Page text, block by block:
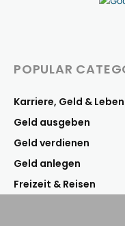
POPULAR
Karriere, Geld & Leben
Geld ausgeben
Geld verdienen
Geld anlegen
Freizeit & Reisen